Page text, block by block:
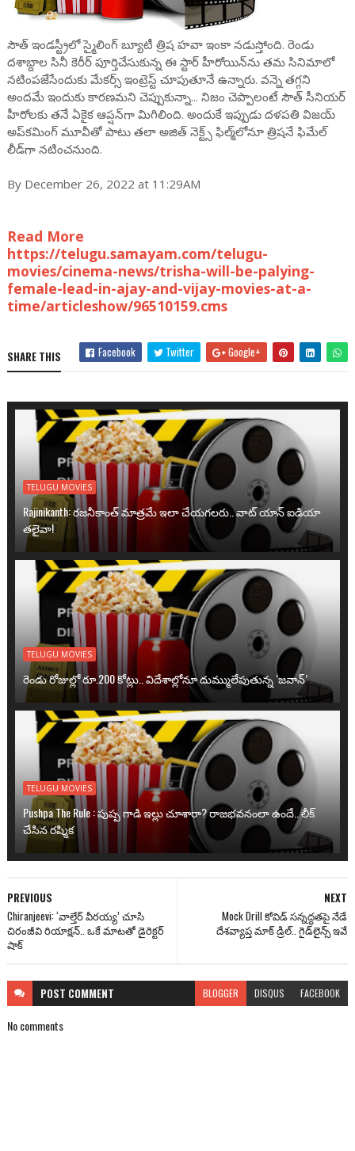
సౌత్ ఇండస్ట్రీలో స్మైలింగ్ బ్యూటీ త్రిష హవా ఇంకా నడుస్తోంది. రెండు
దశాబ్దాల సినీ కెరీర్ పూర్తిచేసుకున్న ఈ స్టార్ హీరోయిన్‌ను తమ సినిమాలో
నటింపజేసేందుకు మేకర్స్ ఇంట్రెస్ట్ చూపుతూనే ఉన్నారు. వన్నె తగ్గని
అందమే ఇందుకు కారణమని చెప్పుకున్నా... నిజం చెప్పాలంటే సౌత్ సీనియర్
హీరోలకు తనే ఏకైక ఆప్షన్‌గా మిగిలింది. అందుకే ఇప్పుడు దళపతి విజయ్
అప్‌కమింగ్ మూవీతో పాటు తలా అజిత్ నెక్ట్స్ ఫిల్మ్‌లోనూ త్రిషనే ఫిమేల్
లీడ్‌గా నటించనుంది.
By December 26, 2022 at 11:29AM
Read More
https://telugu.samayam.com/telugu-
movies/cinema-news/trisha-will-be-palying-
female-lead-in-ajay-and-vijay-movies-at-a-
time/articleshow/96510159.cms
SHARE THIS Facebook Twitter Google+
TELUGU MOVIES
Rajinikanth: రజనీకాంత్ మాత్రమే ఇలా చేయగలరు.. వాట్ యాన్ ఐడియా
తలైవా!
TELUGU MOVIES
రెండు రోజుల్లో రూ.200 కోట్లు.. విదేశాల్లోనూ దుమ్ములేపుతున్న ‘జవాన్’
TELUGU MOVIES
Pushpa The Rule : పుష్ప గాడి ఇల్లు చూశారా? రాజభవనంలా ఉందే.. లీక్
చేసిన రష్మిక
NEXT
Mock Drill కోవిడ్ సన్నద్ధతపై నేడే
దేశవ్యాప్త మాక్ డ్రిల్.. గైడ్‌లైన్స్ ఇవే
PREVIOUS
Chiranjeevi: ‘వాల్తేర్ వీరయ్య’ చూసి
చిరంజీవి రియాక్షన్.. ఒకే మాటతో డైరెక్టర్‌
షాక్
POST COMMENT BLOGGER DISQUS FACEBOOK
No comments